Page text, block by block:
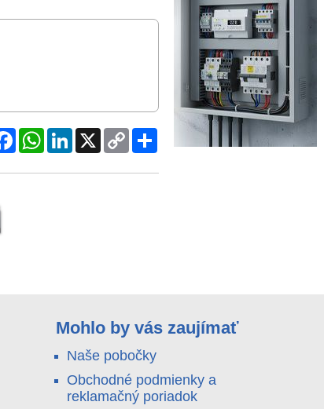
FacebookWhatsAppLinkedIn
X
Copy
Link
Share
Mohlo by vás zaujímať
Naše pobočky
Obchodné podmienky a
reklamačný poriadok